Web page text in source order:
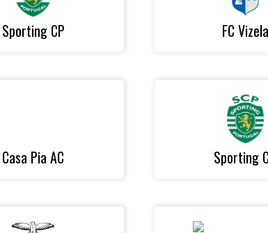
Sporting CP FC Vizela
Casa Pia AC Sporting